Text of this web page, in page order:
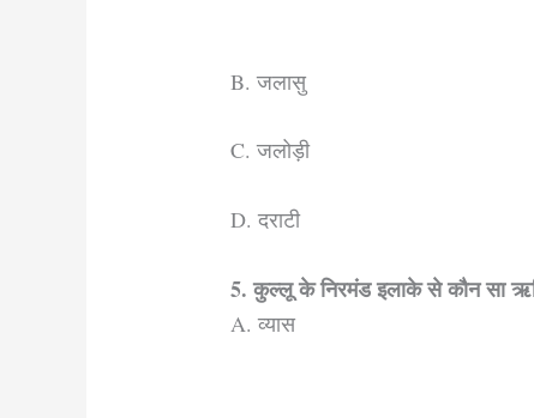
B. जलासु
C. जलोड़ी
D. दराटी
5. कुल्लू के निरमंड इलाके से कौन सा
A. व्यास